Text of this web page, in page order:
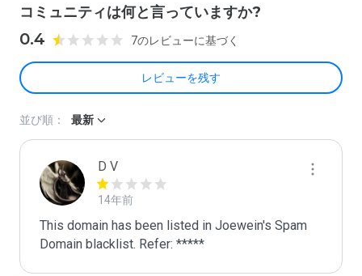
コミュニティは何と言っていますか?
0.4 7のレビューに基づく
レビューを残す
並び順： 最新
D V
14年前
This domain has been listed in Joewein's Spam
Domain blacklist. Refer: *****